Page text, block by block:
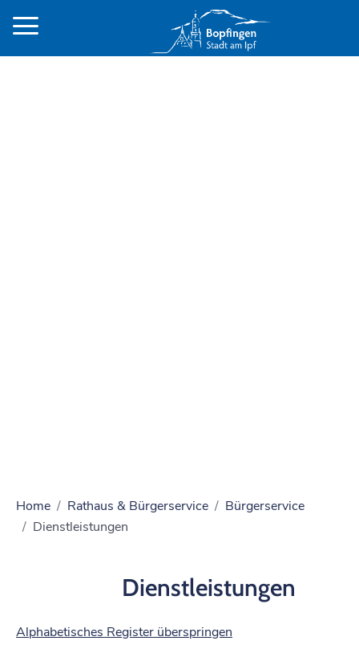
Home Rathaus & Bürgerservice
Bürgerservice
Dienstleistungen
Dienstleistungen
Alphabetisches Register überspringen